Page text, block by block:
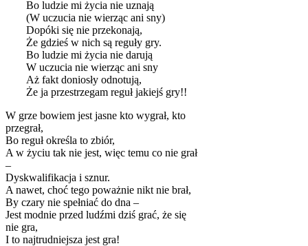
Bo ludzie mi życia nie uznają
(W uczucia nie wierząc ani sny)
Dopóki się nie przekonają,
Że gdzieś w nich są reguły gry.
Bo ludzie mi życia nie darują
W uczucia nie wierząc ani sny
Aż fakt doniosły odnotują,
Że ja przestrzegam reguł jakiejś gry!!
W grze bowiem jest jasne kto wygrał, kto
przegrał,
Bo reguł określa to zbiór,
A w życiu tak nie jest, więc temu co nie grał
–
Dyskwalifikacja i sznur.
A nawet, choć tego poważnie nikt nie brał,
By czary nie spełniać do dna –
Jest modnie przed ludźmi dziś grać, że się
nie gra,
I to najtrudniejsza jest gra!